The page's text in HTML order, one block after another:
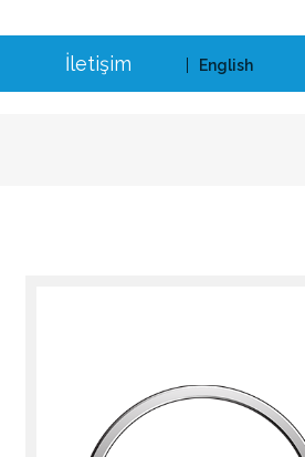
İletişim English